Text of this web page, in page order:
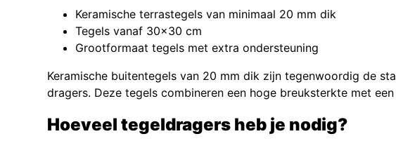
Keramische terrastegels van minimaal 20 mm dik
Tegels vanaf 30×30 cm
Grootformaat tegels met extra ondersteuning
Keramische buitentegels van 20 mm dik zijn tegenwoordig de
dragers. Deze tegels combineren een hoge breuksterkte met
Hoeveel tegeldragers heb je nodig?